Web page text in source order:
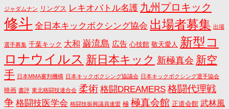
ジャダムナン リングス レキオバトル名護 九州プロキック
修斗 全日本キックボクシング協会 出場者募集 出場
選手募集 千葉キック 大和 巌流島 広告 心技館 敬天愛人 新型コ
ロナウイルス 新日本キック 新極真会 新空
手 日本MMA審判機構 日本キックボクシング協議会 日本キックボクシング選手協会
映画 書評 東北格闘技連合会 柔術 格闘DREAMERS 格闘代理戦
争 格闘技医学会 格闘技振興議員連盟 極 極真会館 正道会館 武林風